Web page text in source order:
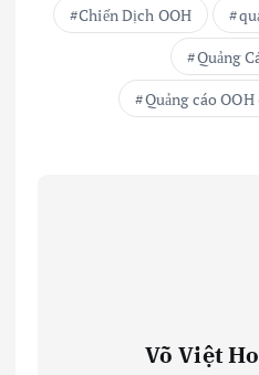
Chiến Dịch OOH
Quảng
Quảng cáo
Võ Việt